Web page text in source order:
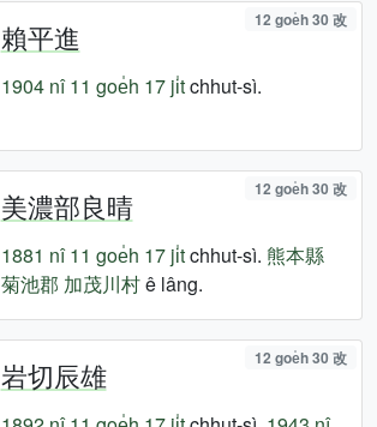
賴平進 12 goe̍h 30 改
1904 nî 11 goe̍h 17 ji̍tchhut-sì.
美濃部良晴 12 goe̍h 30 改
1881 nî 11 goe̍h 17 ji̍tchhut-sì. 熊本縣
菊池郡 加茂川村ê lâng.
岩切辰雄 12 goe̍h 30 改